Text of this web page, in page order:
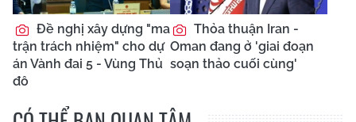
Đề nghị xây dựng "ma
trận trách nhiệm" cho dự
án Vành đai 5 - Vùng Thủ
đô
Thỏa thuận Iran -
Oman đang ở 'giai đoạn
soạn thảo cuối cùng'